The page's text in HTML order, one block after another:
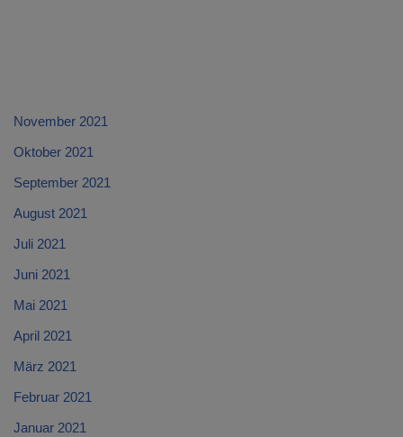
November 2021
Oktober 2021
September 2021
August 2021
Juli 2021
Juni 2021
Mai 2021
April 2021
März 2021
Februar 2021
Januar 2021